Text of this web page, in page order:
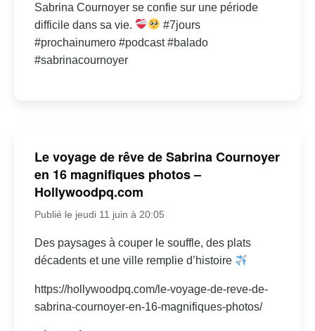
Sabrina Cournoyer se confie sur une période
difficile dans sa vie.
#7jours
#prochainumero #podcast #balado
#sabrinacournoyer
Le voyage de rêve de Sabrina Cournoyer
en 16 magnifiques photos –
Hollywoodpq.com
Publié le jeudi 11 juin à 20:05
Des paysages à couper le souffle, des plats
décadents et une ville remplie d’histoire
https://hollywoodpq.com/le-voyage-de-reve-de-
sabrina-cournoyer-en-16-magnifiques-photos/